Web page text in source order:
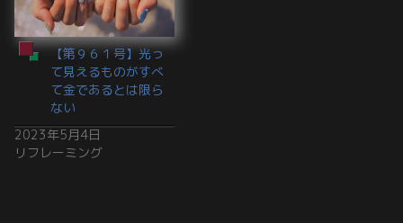
【第９６１号】光っ
て見えるものがすべ
て金であるとは限ら
ない
2023年5月4日
リフレーミング